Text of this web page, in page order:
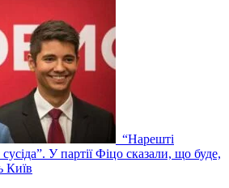
“Нарешті
У партії Фіцо сказали, що буде,
Київ